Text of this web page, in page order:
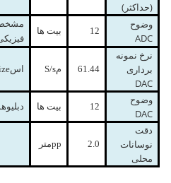
(حداکثر)
وضوح
ADC
12 بیت ها
نرخ نمونه
برداری
DAC
61.44 مS/s اس
وضوح
DAC
12 بیت ها دبلیو
دقت
نوسانات
محلی
2.0
ppمتر